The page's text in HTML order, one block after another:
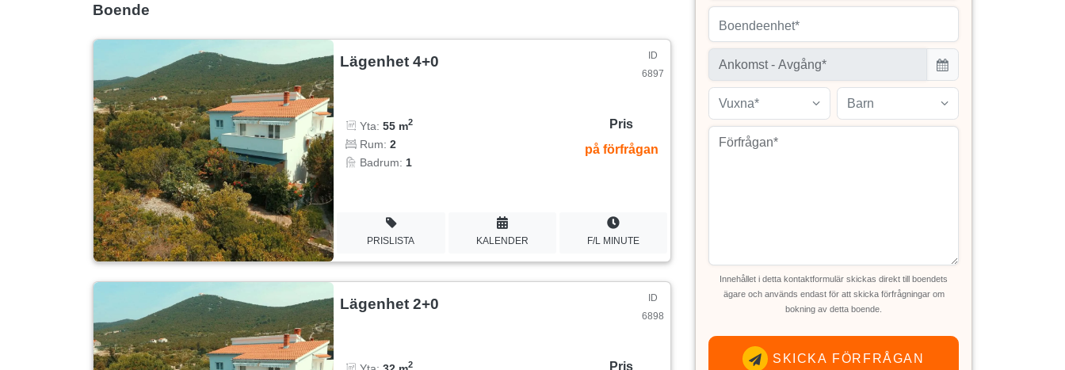
Boende
Lägenhet 4+0
ID
6897
Yta:55 m2
Rum:2
Badrum: 1
Pris
på förfrågan
PRISLISTA KALENDER F/L MINUTE
Lägenhet 2+0
ID
6898
2
Pris
Boendeenhet*
Vuxna* Barn
Innehållet i detta kontaktformulär skickas direkt till boendets
ägare och används endast för att skicka förfrågningar om
bokning av detta boende.
SKICKA FÖRFRÅGAN